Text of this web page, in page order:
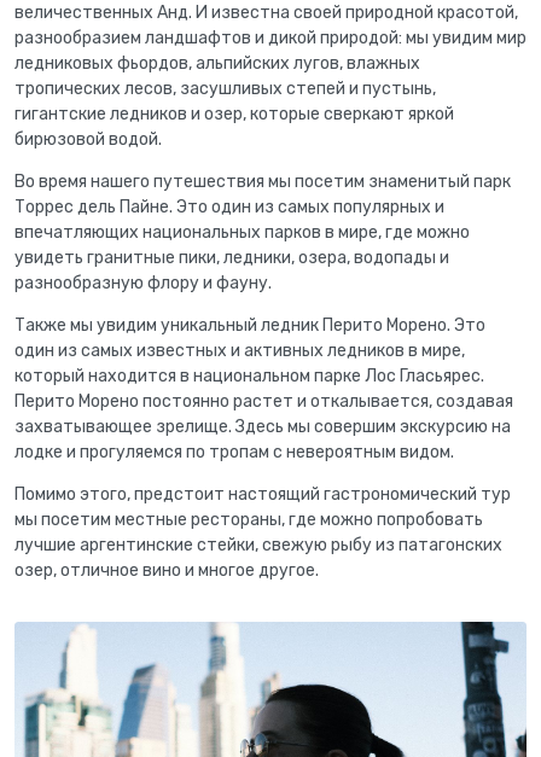
величественных Анд. И известна своей природной красотой,
разнообразием ландшафтов и дикой природой: мы увидим мир
ледниковых фьордов, альпийских лугов, влажных
тропических лесов, засушливых степей и пустынь,
гигантские ледников и озер, которые сверкают яркой
бирюзовой водой.
Во время нашего путешествия мы посетим знаменитый парк
Торрес дель Пайне. Это один из самых популярных и
впечатляющих национальных парков в мире, где можно
увидеть гранитные пики, ледники, озера, водопады и
разнообразную флору и фауну.
Также мы увидим уникальный ледник Перито Морено. Это
один из самых известных и активных ледников в мире,
который находится в национальном парке Лос Гласьярес.
Перито Морено постоянно растет и откалывается, создавая
захватывающее зрелище. Здесь мы совершим экскурсию на
лодке и прогуляемся по тропам с невероятным видом.
Помимо этого, предстоит настоящий гастрономический тур
мы посетим местные рестораны, где можно попробовать
лучшие аргентинские стейки, свежую рыбу из патагонских
озер, отличное вино и многое другое.